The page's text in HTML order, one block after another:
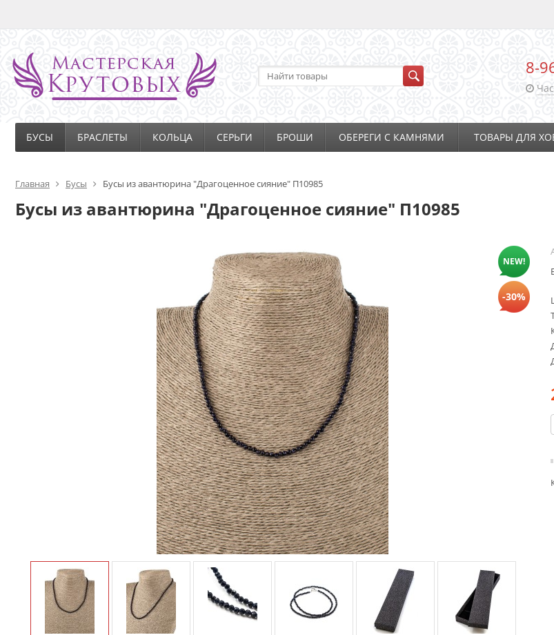
8-
БУСЫ БРАСЛЕТЫ КОЛЬЦА СЕРЬГИ БРОШИ ОБЕРЕГИ С КАМНЯМИ ТОВАРЫ ДЛЯ
Главная Бусы Бусы из авантюрина "Драгоценное сияние" П10985
Бусы из авантюрина "Драгоценное сияние" П10985
NEW!
-30%